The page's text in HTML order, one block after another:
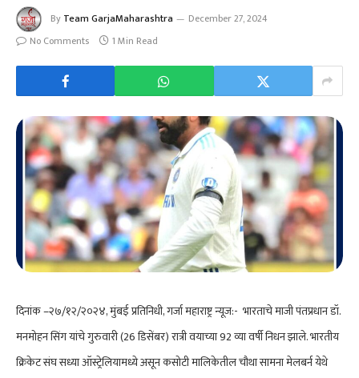
By Team GarjaMaharashtra
December 27, 2024
No Comments
1 Min Read
दिनांक –२७/१२/२०२४, मुंबई प्रतिनिधी, गर्जा महाराष्ट्र न्यूज:- भारताचे माजी पंतप्रधान डॉ.
मनमोहन सिंग यांचे गुरुवारी (26 डिसेंबर) रात्री वयाच्या 92 व्या वर्षी निधन झाले. भारतीय
क्रिकेट संघ सध्या ऑस्ट्रेलियामध्ये असून कसोटी मालिकेतील चौथा सामना मेलबर्न येथे